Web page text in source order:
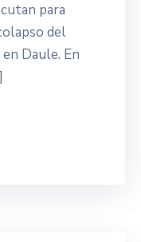
para
del
Daule. En